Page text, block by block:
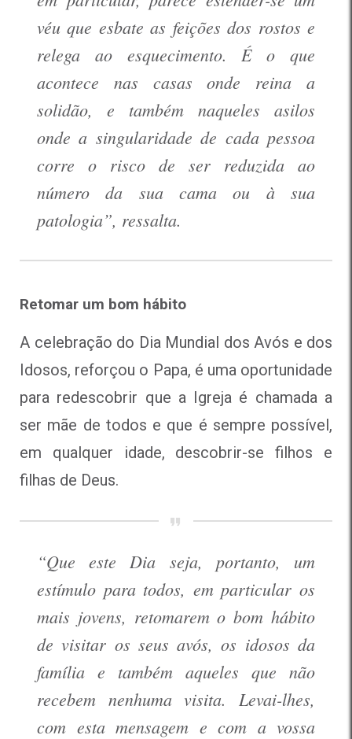
véu que esbate as feições dos rostos e
relega ao esquecimento. É o que
acontece nas casas onde reina a
solidão, e também naqueles asilos
onde a singularidade de cada pessoa
corre o risco de ser reduzida ao
número da sua cama ou à sua
patologia”, ressalta.
Retomar um bom hábito
A celebração do Dia Mundial dos Avós e dos
Idosos, reforçou o Papa, é uma oportunidade
para redescobrir que a Igreja é chamada a
ser mãe de todos e que é sempre possível,
em qualquer idade, descobrir-se filhos e
filhas de Deus.
“Que este Dia seja, portanto, um
estímulo para todos, em particular os
mais jovens, retomarem o bom hábito
de visitar os seus avós, os idosos da
família e também aqueles que não
recebem nenhuma visita. Levai-lhes,
com esta mensagem e com a vossa